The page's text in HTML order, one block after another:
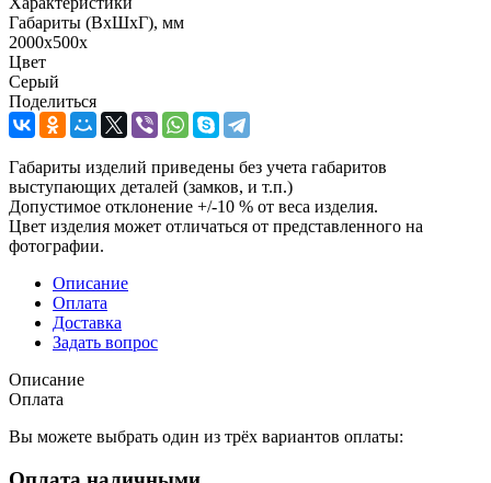
Габариты (ВxШxГ), мм
2000x500x
Цвет
Серый
Поделиться
Габариты изделий приведены без учета габаритов
выступающих деталей (замков, и т.п.)
Допустимое отклонение +/-10 % от веса изделия.
Цвет изделия может отличаться от представленного на
фотографии.
Описание
Оплата
Доставка
Задать вопрос
Описание
Оплата
Вы можете выбрать один из трёх вариантов оплаты: